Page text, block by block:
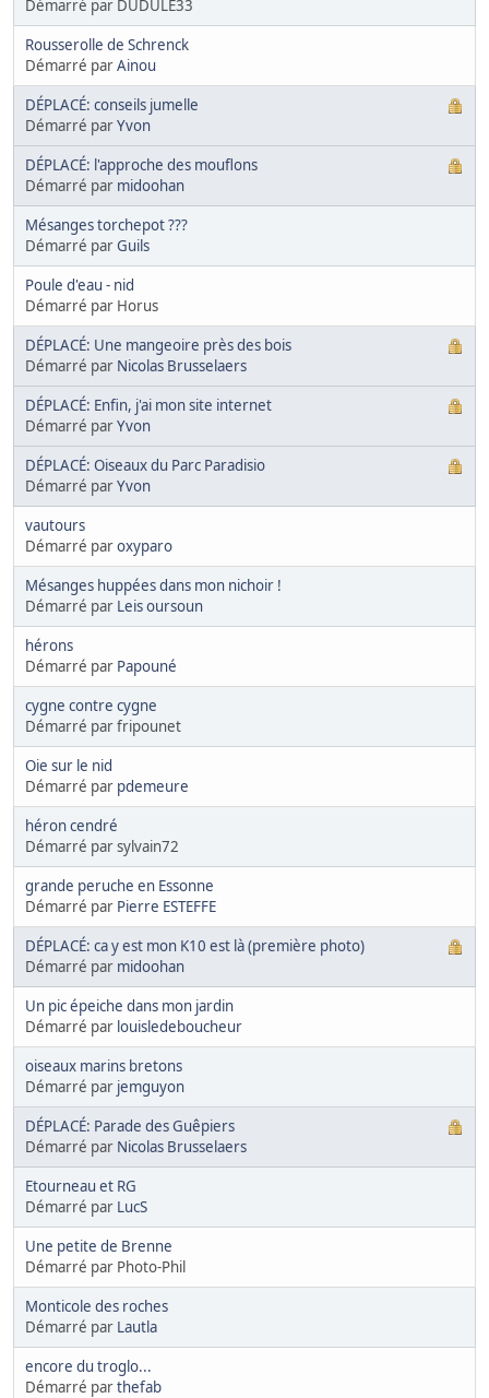
Démarré par DUDULE33
Rousserolle de Schrenck
Démarré parAinou
DÉPLACÉ: conseils jumelle
Démarré parYvon
DÉPLACÉ: l'approche des mouflons
Démarré par midoohan
Mésanges torchepot ???
Démarré parGuils
Poule d'eau - nid
Démarré par Horus
DÉPLACÉ: Une mangeoire près des bois
Démarré par Nicolas Brusselaers
DÉPLACÉ: Enfin, j'ai mon site internet
Démarré parYvon
DÉPLACÉ: Oiseaux du Parc Paradisio
Démarré parYvon
vautours
Démarré paroxyparo
Mésanges huppées dans mon nichoir !
Démarré par Leis oursoun
hérons
Démarré par Papouné
cygne contre cygne
Démarré par fripounet
Oie sur le nid
Démarré par pdemeure
héron cendré
Démarré par sylvain72
grande peruche en Essonne
Démarré par Pierre ESTEFFE
DÉPLACÉ: ca y est mon K10 est là (première photo)
Démarré par midoohan
Un pic épeiche dans mon jardin
Démarré par louisledeboucheur
oiseaux marins bretons
Démarré par jemguyon
DÉPLACÉ: Parade des Guêpiers
Démarré par Nicolas Brusselaers
Etourneau et RG
Démarré par LucS
Une petite de Brenne
Démarré par Photo-Phil
Monticole des roches
Démarré par Lautla
encore du troglo...
Démarré parthefab